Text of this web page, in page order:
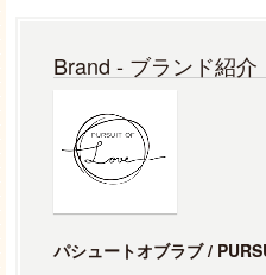
Brand - ブランド紹介
パシュートオブラブ /